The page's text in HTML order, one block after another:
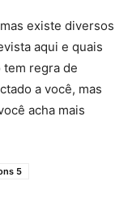
existe diversos
aqui e quais
tem regra de
a você, mas
acha mais
5